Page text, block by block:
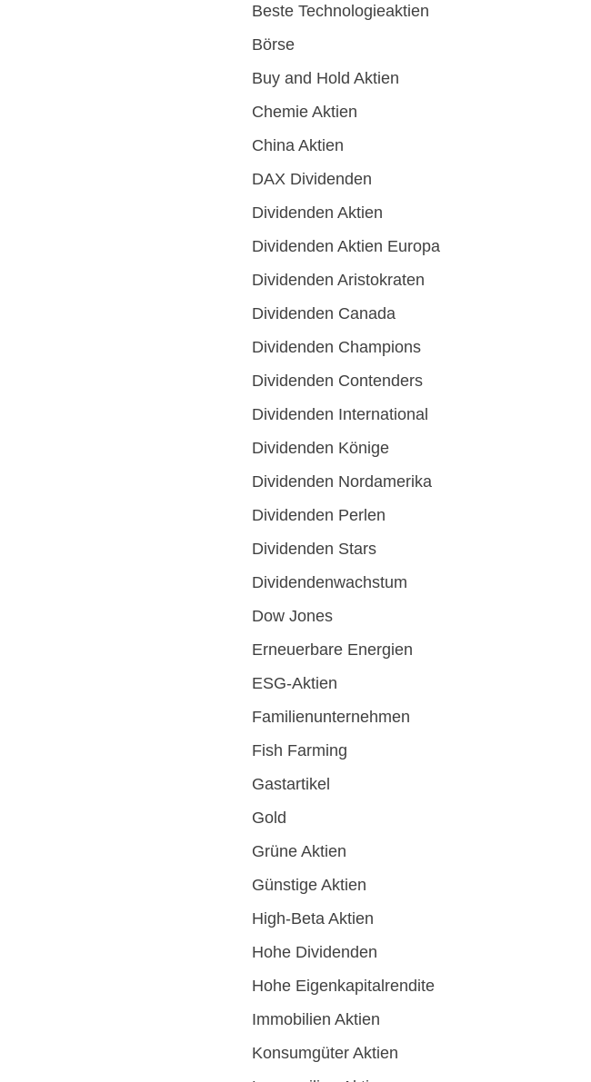
Beste Technologieaktien
Börse
Buy and Hold Aktien
Chemie Aktien
China Aktien
DAX Dividenden
Dividenden Aktien
Dividenden Aktien Europa
Dividenden Aristokraten
Dividenden Canada
Dividenden Champions
Dividenden Contenders
Dividenden International
Dividenden Könige
Dividenden Nordamerika
Dividenden Perlen
Dividenden Stars
Dividendenwachstum
Dow Jones
Erneuerbare Energien
ESG-Aktien
Familienunternehmen
Fish Farming
Gastartikel
Gold
Grüne Aktien
Günstige Aktien
High-Beta Aktien
Hohe Dividenden
Hohe Eigenkapitalrendite
Immobilien Aktien
Konsumgüter Aktien